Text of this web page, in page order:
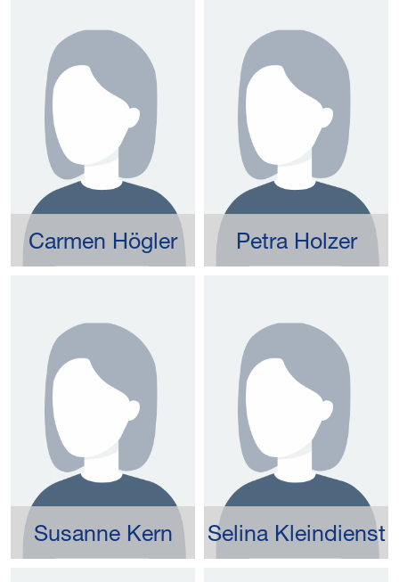
Carmen Högler Petra Holzer
Susanne Kern Selina Kleindienst